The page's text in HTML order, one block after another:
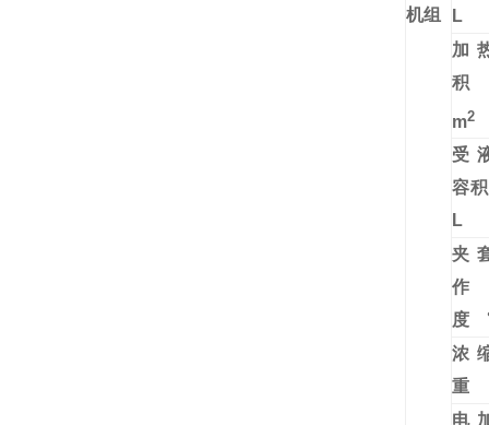
机组
L
加
m2
受
L
夹
度
浓
电